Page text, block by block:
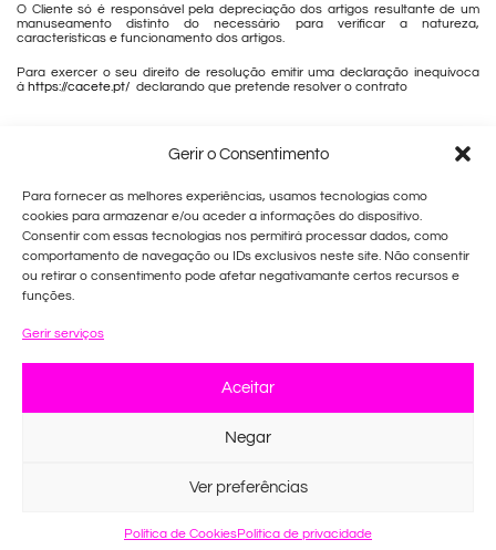
Gerir o Consentimento
Para fornecer as melhores experiências, usamos tecnologias como
cookies para armazenar e/ou aceder a informações do dispositivo.
Consentir com essas tecnologias nos permitirá processar dados, como
comportamento de navegação ou IDs exclusivos neste site. Não consentir
ou retirar o consentimento pode afetar negativamante certos recursos e
funções.
Gerir serviços
Aceitar
Negar
Ver preferências
Política de CookiesPolitica de privacidade
O Cliente só é responsável pela depreciação dos artigos resultante de um
manuseamento distinto do necessário para verificar a natureza,
características e funcionamento dos artigos.
Para exercer o seu direito de resolução emitir uma declaração inequívoca
à https://cacete.pt/ declarando que pretende resolver o contrato
Envios gratuitos em compras superiores a 45€🎁
na nossa
últimas
seu e-